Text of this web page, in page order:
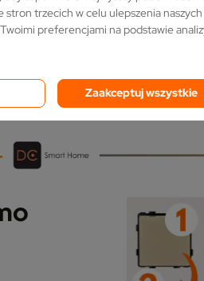
ichtrzecich w celu ulepszenia naszych
preferencjami na podstawie
Zaakceptuj wszystkie